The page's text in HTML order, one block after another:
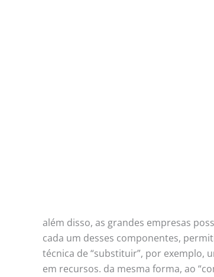
além disso, as grandes empresas
cada um desses componentes,
técnica de “substituir”, por exemplo,
em recursos. da mesma forma, ao